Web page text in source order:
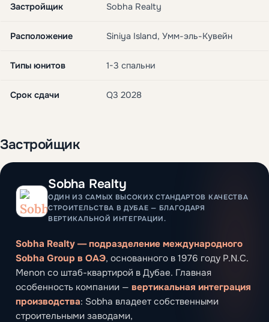
Застройщик Sobha Realty
Расположение Siniya Island, Умм-эль-Кувейн
Типы юнитов 1-3 спальни
Срок сдачи Q3 2028
Застройщик
Sobha Realty
ОДИН ИЗ САМЫХ ВЫСОКИХ СТАНДАРТОВ КАЧЕСТВА
СТРОИТЕЛЬСТВА В ДУБАЕ — БЛАГОДАРЯ
ВЕРТИКАЛЬНОЙ ИНТЕГРАЦИИ.
Sobha Realty — подразделение международного
Sobha Group в ОАЭ, основанного в 1976 году P.N.C.
Menon со штаб-квартирой в Дубае. Главная
особенность компании — вертикальная интеграция
производства: Sobha владеет собственными
строительными заводами,